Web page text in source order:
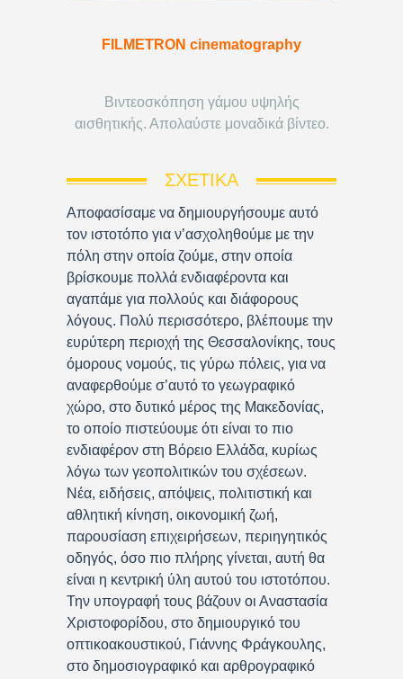
FILMETRON cinematography
Βιντεοσκόπηση γάμου υψηλής
αισθητικής. Απολαύστε μοναδικά βίντεο.
ΣΧΕΤΙΚΆ
Αποφασίσαμε να δημιουργήσουμε αυτό
τον ιστοτόπο για ν’ασχοληθούμε με την
πόλη στην οποία ζούμε, στην οποία
βρίσκουμε πολλά ενδιαφέροντα και
αγαπάμε για πολλούς και διάφορους
λόγους. Πολύ περισσότερο, βλέπουμε την
ευρύτερη περιοχή της Θεσσαλονίκης, τους
όμορους νομούς, τις γύρω πόλεις, για να
αναφερθούμε σ’αυτό το γεωγραφικό
χώρο, στο δυτικό μέρος της Μακεδονίας,
το οποίο πιστεύουμε ότι είναι το πιο
ενδιαφέρον στη Βόρειο Ελλάδα, κυρίως
λόγω των γεοπολιτικών του σχέσεων.
Νέα, ειδήσεις, απόψεις, πολιτιστική και
αθλητική κίνηση, οικονομική ζωή,
παρουσίαση επιχειρήσεων, περιηγητικός
οδηγός, όσο πιο πλήρης γίνεται, αυτή θα
είναι η κεντρική ύλη αυτού του ιστοτόπου.
Την υπογραφή τους βάζουν οι Αναστασία
Χριστοφορίδου, στο δημιουργικό του
οπτικοακουστικού, Γιάννης Φράγκουλης,
στο δημοσιογραφικό και αρθρογραφικό